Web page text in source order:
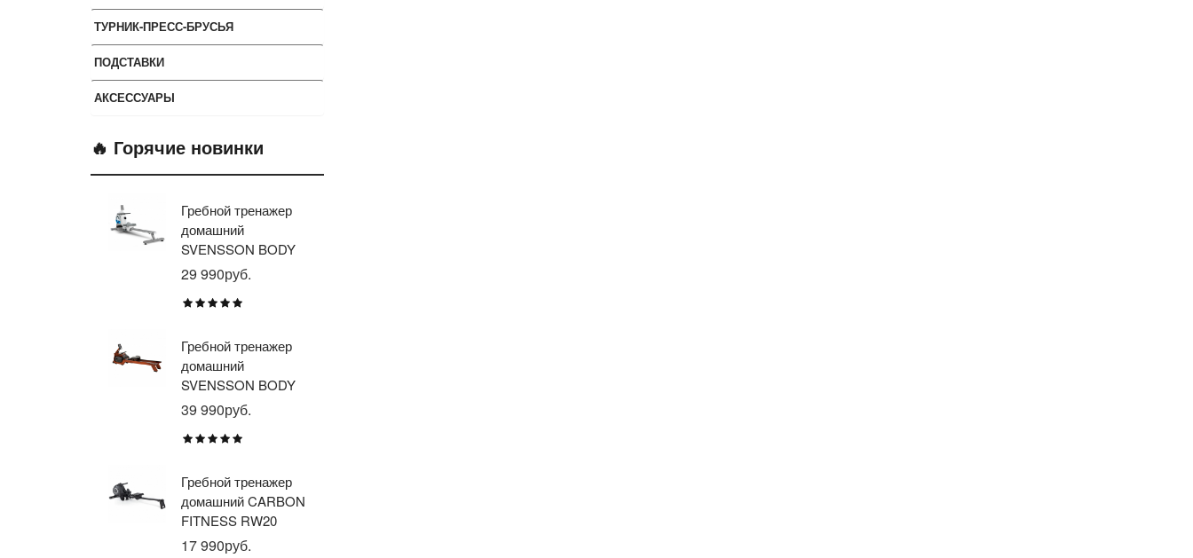
ТУРНИК-ПРЕСС-БРУСЬЯ
ПОДСТАВКИ
АКСЕССУАРЫ
🔥 Горячие новинки
Гребной тренажер
домашний
SVENSSON BODY
LABS WHEELO
29 990руб.
Гребной тренажер
домашний
SVENSSON BODY
LABS WAVERUN
39 990руб.
Гребной тренажер
домашний CARBON
FITNESS RW20
17 990руб.